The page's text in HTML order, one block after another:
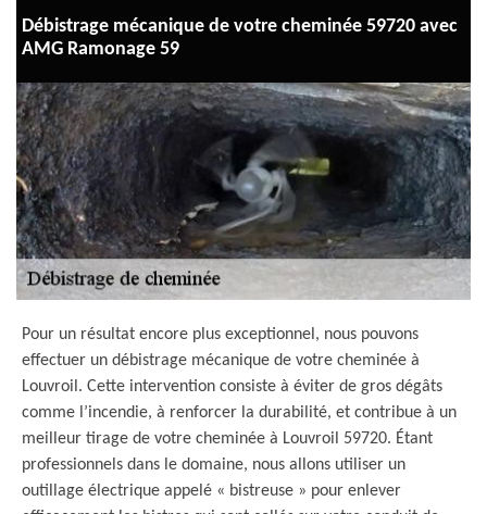
Débistrage mécanique de votre cheminée 59720 avec
AMG Ramonage 59
Pour un résultat encore plus exceptionnel, nous pouvons
effectuer un débistrage mécanique de votre cheminée à
Louvroil. Cette intervention consiste à éviter de gros dégâts
comme l’incendie, à renforcer la durabilité, et contribue à un
meilleur tirage de votre cheminée à Louvroil 59720. Étant
professionnels dans le domaine, nous allons utiliser un
outillage électrique appelé « bistreuse » pour enlever